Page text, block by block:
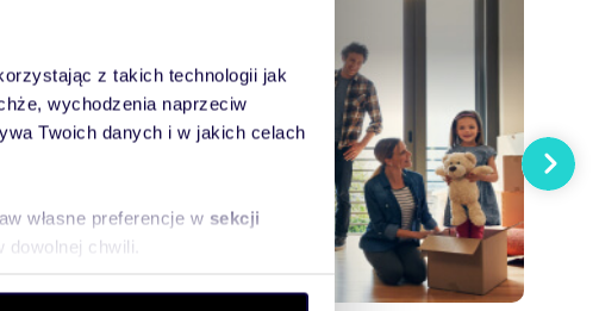
z takich technologii jak
wychodzenia naprzeciw
Twoich danych i w jakich celach
własne preferencje w sekcji
chwili.